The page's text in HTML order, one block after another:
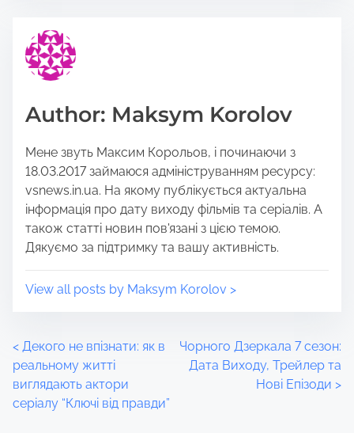
s
p
s
o
n
:
e
a
d
i
e
Author: Maksym Korolov
Мене звуть Максим Корольов, і починаючи з
18.03.2017 займаюся адмініструванням ресурсу:
vsnews.in.ua. На якому публікується актуальна
інформація про дату виходу фільмів та серіалів. А
також статті новин пов'язані з цією темою.
Дякуємо за підтримку та вашу активність.
View all posts by Maksym Korolov >
P
o
s
< Декого не впізнати: як в
реальному житті
виглядають актори
серіалу “Ключі від правди”
Чорного Дзеркала 7 сезон:
Дата Виходу, Трейлер та
Нові Епізоди >